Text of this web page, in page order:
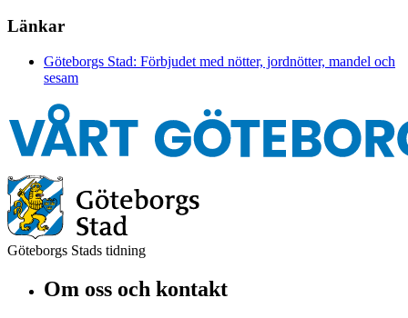
Länkar
Göteborgs Stad: Förbjudet med nötter, jordnötter, mandel och
sesam
Göteborgs Stads tidning
Om oss och kontakt